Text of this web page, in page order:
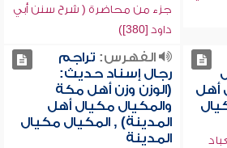
جزء من محاضرة ( شرح سنن أبي
داود [380])
أهل
الفهرس: تراجم
رجال إسناد حديث:
(الوزن وزن أهل مكة
والمكيال مكيال أهل
المدينة) , المكيال مكيال
المدينة